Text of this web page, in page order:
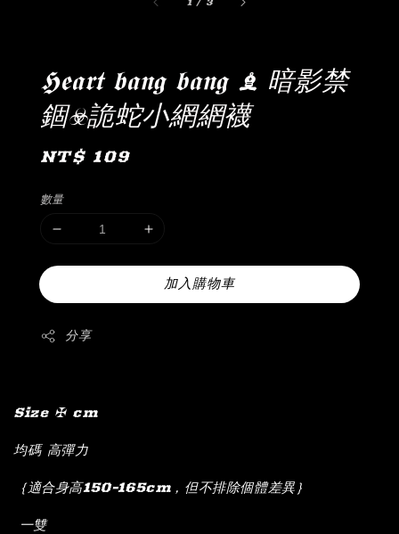
𝕳𝖊𝖆𝖗𝖙 𝖇𝖆𝖓𝖌 𝖇𝖆𝖓𝖌 ♝ 暗影禁
錮☣︎詭蛇小網網襪
Regular
NT$ 109
數量
加入購物車
分享
Size ✠ cm
均碼 高彈力
｛適合身高150-165cm，但不排除個體差異｝
一雙